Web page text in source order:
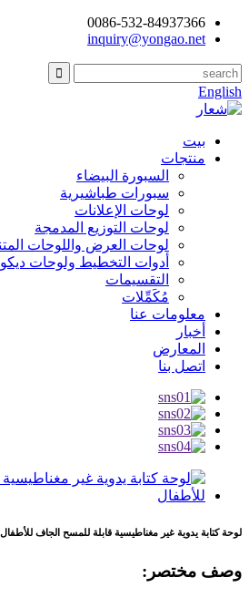
0086-532-84937366
inquiry@yongao.net
English
بيت
منتجات
السبورة البيضاء
سبورات طباشيرية
لوحات الإعلانات
لوحات التوزيع المدمجة
لوحات العرض واللوحات
أدوات التخطيط ولوحات
التقسيمات
مُكَمِّلات
معلومات عنا
أخبار
المعارض
اتصل بنا
لوحة كتابة يدوية غير مغناطيسية قابلة للمسح الجاف للأطفال
وصف مختصر: